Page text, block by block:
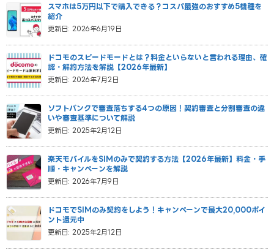
更新日: 2026年6月19日
スマホは5万円以下で購入できる？コスパ最強のおすすめ5機種を
紹介
更新日: 2026年7月2日
ドコモのスピードモードとは？料金といらないと言われる理由、確
認・解約方法を解説【2026年最新】
更新日: 2025年2月12日
ソフトバンクで審査落ちする4つの原因！契約審査と分割審査の違
いや審査基準について解説
更新日: 2026年7月9日
楽天モバイルをSIMのみで契約する方法【2026年最新】料金・手
順・キャンペーンを解説
更新日: 2025年2月12日
ドコモでSIMのみ契約をしよう！キャンペーンで最大20,000ポイ
ント還元中